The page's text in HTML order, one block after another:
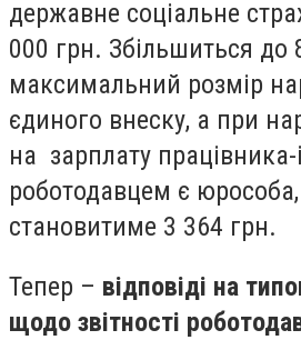
державне соціальне
000 грн. Збільшиться до
максимальний розмір
єдиного внеску, а при
на зарплату
роботодавцем є юрособа,
становитиме 3 364 грн.
Тепер – відповіді на
щодо звітності